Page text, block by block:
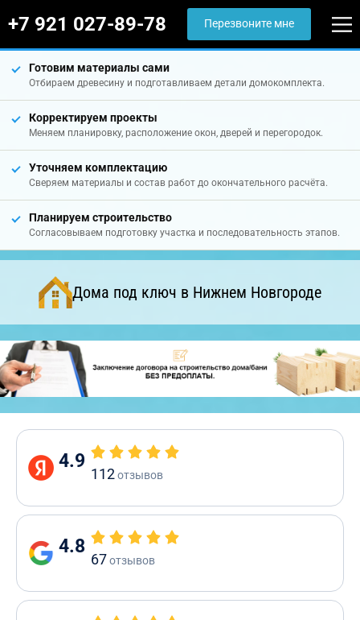
+7 921 027-89-78 Перезвоните мне
Готовим материалы сами
Отбираем древесину и подготавливаем детали домокомплекта.
Корректируем проекты
Меняем планировку, расположение окон, дверей и перегородок.
Уточняем комплектацию
Сверяем материалы и состав работ до окончательного расчёта.
Планируем строительство
Согласовываем подготовку участка и последовательность этапов.
Дома под ключ в Нижнем Новгороде
4.9
112отзывов
4.8
67отзывов